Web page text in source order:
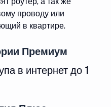
проводу или
в квартире.
Премиум
в интернет до 1